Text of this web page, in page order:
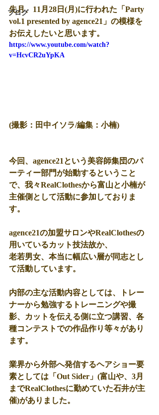
ブログ
先月、11月28日(月)に行われた「Party
vol.1 presented by agence21」の模様を
お伝えしたいと思います。
https://www.youtube.com/watch?
v=HcvCR2uYpKA
(撮影：田中イソラ/編集：小楠)
今回、agence21という美容師集団のパ
ーティー部門が始動するということ
で、我々RealClothesから富山と小楠が
主催側として活動に参加しておりま
す。
agence21の加盟サロンやRealClothesの
用いているカット技法故か、
老若男女、本当に幅広い層が同志とし
て活動しています。
内部の主な活動内容としては、トレー
ナーから勉強するトレーニングや撮
影、カットを伝える側に立つ講習、各
種コンテストでの作品作り等々があり
ます。
業界から外部へ発信するヘアショー要
素としては「Out Sider」(富山や、3月
までRealClothesに勤めていた石井が主
催)がありました。